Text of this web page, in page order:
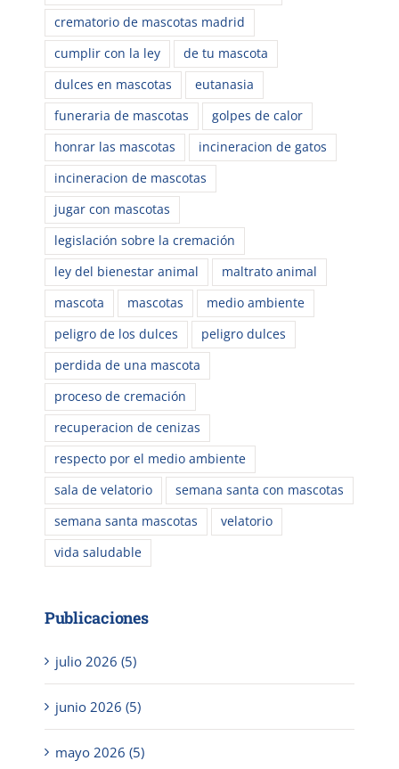
crematorio de mascotas madrid
cumplir con la ley
de tu mascota
dulces en mascotas
eutanasia
funeraria de mascotas
golpes de calor
honrar las mascotas
incineracion de gatos
incineracion de mascotas
jugar con mascotas
legislación sobre la cremación
ley del bienestar animal
maltrato animal
mascota
mascotas
medio ambiente
peligro de los dulces
peligro dulces
perdida de una mascota
proceso de cremación
recuperacion de cenizas
respecto por el medio ambiente
sala de velatorio
semana santa con mascotas
semana santa mascotas
velatorio
vida saludable
Publicaciones
julio 2026 (5)
junio 2026 (5)
mayo 2026 (5)